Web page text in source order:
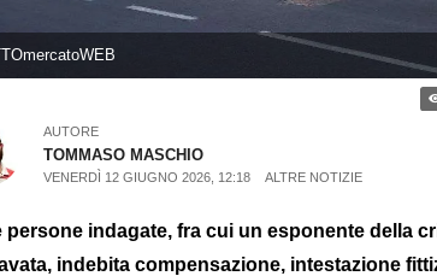
AUTORE
TOMMASO MASCHIO
VENERDÌ 12 GIUGNO 2026, 12:18 ALTRE NOTIZIE
persone indagate, fra cui un esponente della
indebita compensazione, intestazione